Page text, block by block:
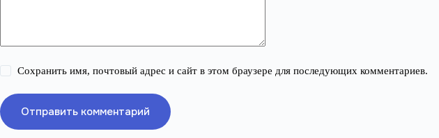
Сохранить имя, почтовый адрес и сайт в этом браузере для последующих комментариев.
Отправить комментарий